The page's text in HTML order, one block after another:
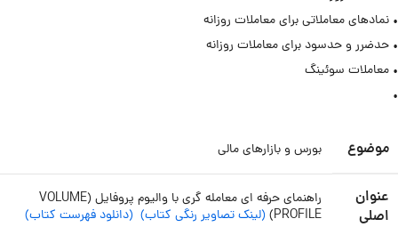
• نمادهای معاملاتی برای معاملات روزانه
• حدضرر و حدسود برای معاملات روزانه
• معاملات سوئینگ
•
موضوع بورس و بازارهای مالی
عنوان
اصلی
راهنمای حرفه ای معامله گری با والیوم پروفایل (VOLUME
PROFILE) (لینک تصاویر رنگی کتاب) (دانلود فهرست کتاب)